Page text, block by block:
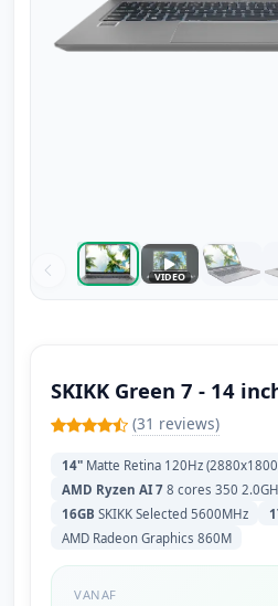
Speel video
VIDEO
SKIKK Green 7 - 14
(31 reviews)
14"Matte Retina 120Hz
AMD Ryzen AI 78 cores 350
16GB SKIKK Selected 5600MHz
AMD Radeon Graphics 860M
VANAF